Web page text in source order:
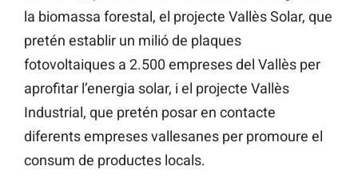
la biomassa forestal, el projecte Vallès Solar, que
pretén establir un milió de plaques
fotovoltaiques a 2.500 empreses del Vallès per
aprofitar l’energia solar, i el projecte Vallès
Industrial, que pretén posar en contacte
diferents empreses vallesanes per promoure el
consum de productes locals.